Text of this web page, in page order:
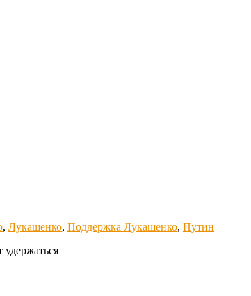
, Лукашенко, Поддержка Лукашенко, Путин